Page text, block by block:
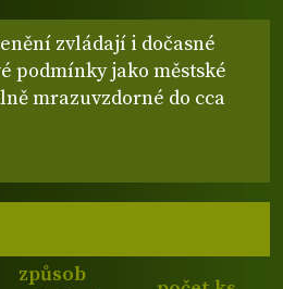
zvládají i dočasné
podmínky jako městské
mrazuvzdorné do cca
způsob